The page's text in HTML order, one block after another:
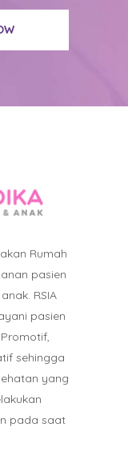
Rumah
pasien
RSIA
pasien
sehingga
yang
pada saat